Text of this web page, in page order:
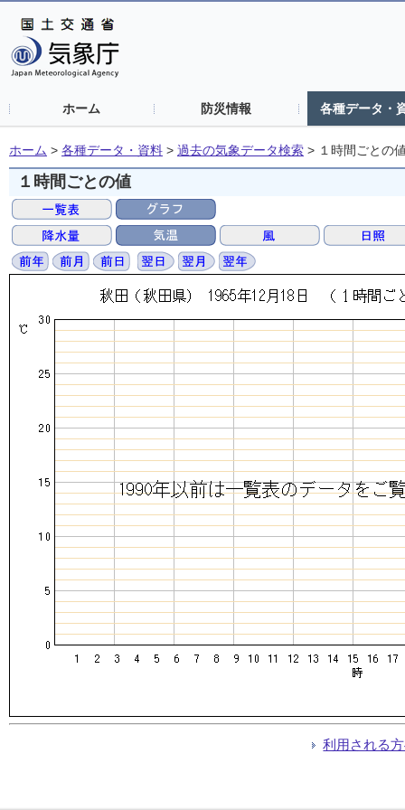
ホーム 防災情報 各種データ・
ホーム > 各種データ・資料 > 過去の気象データ検索 > １時間ごとの
１時間ごとの値
利用される